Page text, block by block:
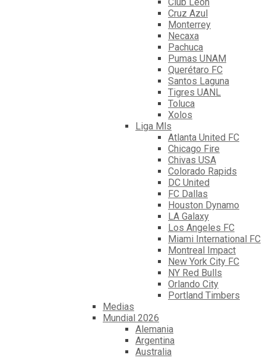
Club León
Cruz Azul
Monterrey
Necaxa
Pachuca
Pumas UNAM
Querétaro FC
Santos Laguna
Tigres UANL
Toluca
Xolos
Liga Mls
Atlanta United FC
Chicago Fire
Chivas USA
Colorado Rapids
DC United
FC Dallas
Houston Dynamo
LA Galaxy
Los Angeles FC
Miami International FC
Montreal Impact
New York City FC
NY Red Bulls
Orlando City
Portland Timbers
Medias
Mundial 2026
Alemania
Argentina
Australia